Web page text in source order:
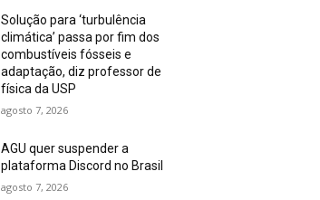
Solução para ‘turbulência
climática’ passa por fim dos
combustíveis fósseis e
adaptação, diz professor de
física da USP
agosto 7, 2026
AGU quer suspender a
plataforma Discord no Brasil
agosto 7, 2026